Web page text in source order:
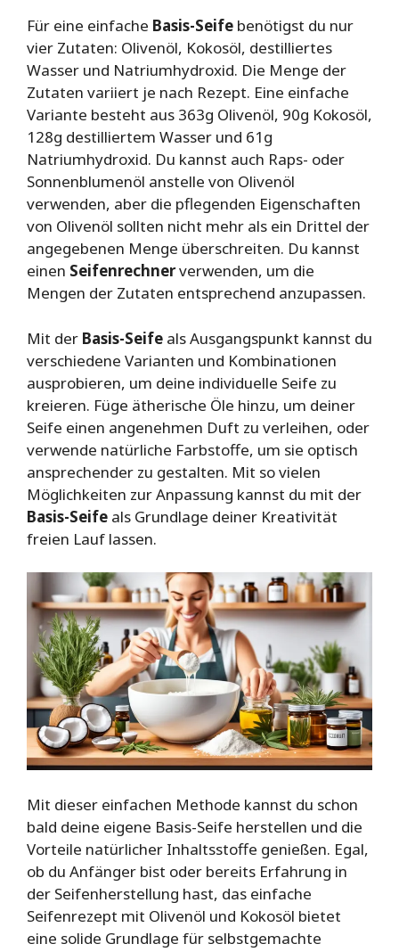
Für eine einfache Basis-Seife benötigst du nur
vier Zutaten: Olivenöl, Kokosöl, destilliertes
Wasser und Natriumhydroxid. Die Menge der
Zutaten variiert je nach Rezept. Eine einfache
Variante besteht aus 363g Olivenöl, 90g Kokosöl,
128g destilliertem Wasser und 61g
Natriumhydroxid. Du kannst auch Raps- oder
Sonnenblumenöl anstelle von Olivenöl
verwenden, aber die pflegenden Eigenschaften
von Olivenöl sollten nicht mehr als ein Drittel der
angegebenen Menge überschreiten. Du kannst
einen Seifenrechnerverwenden, um die
Mengen der Zutaten entsprechend anzupassen.
Mit der Basis-Seife als Ausgangspunkt kannst du
verschiedene Varianten und Kombinationen
ausprobieren, um deine individuelle Seife zu
kreieren. Füge ätherische Öle hinzu, um deiner
Seife einen angenehmen Duft zu verleihen, oder
verwende natürliche Farbstoffe, um sie optisch
ansprechender zu gestalten. Mit so vielen
Möglichkeiten zur Anpassung kannst du mit der
Basis-Seife als Grundlage deiner Kreativität
freien Lauf lassen.
Mit dieser einfachen Methode kannst du schon
bald deine eigene Basis-Seife herstellen und die
Vorteile natürlicher Inhaltsstoffe genießen. Egal,
ob du Anfänger bist oder bereits Erfahrung in
der Seifenherstellung hast, das einfache
Seifenrezept mit Olivenöl und Kokosöl bietet
eine solide Grundlage für selbstgemachte